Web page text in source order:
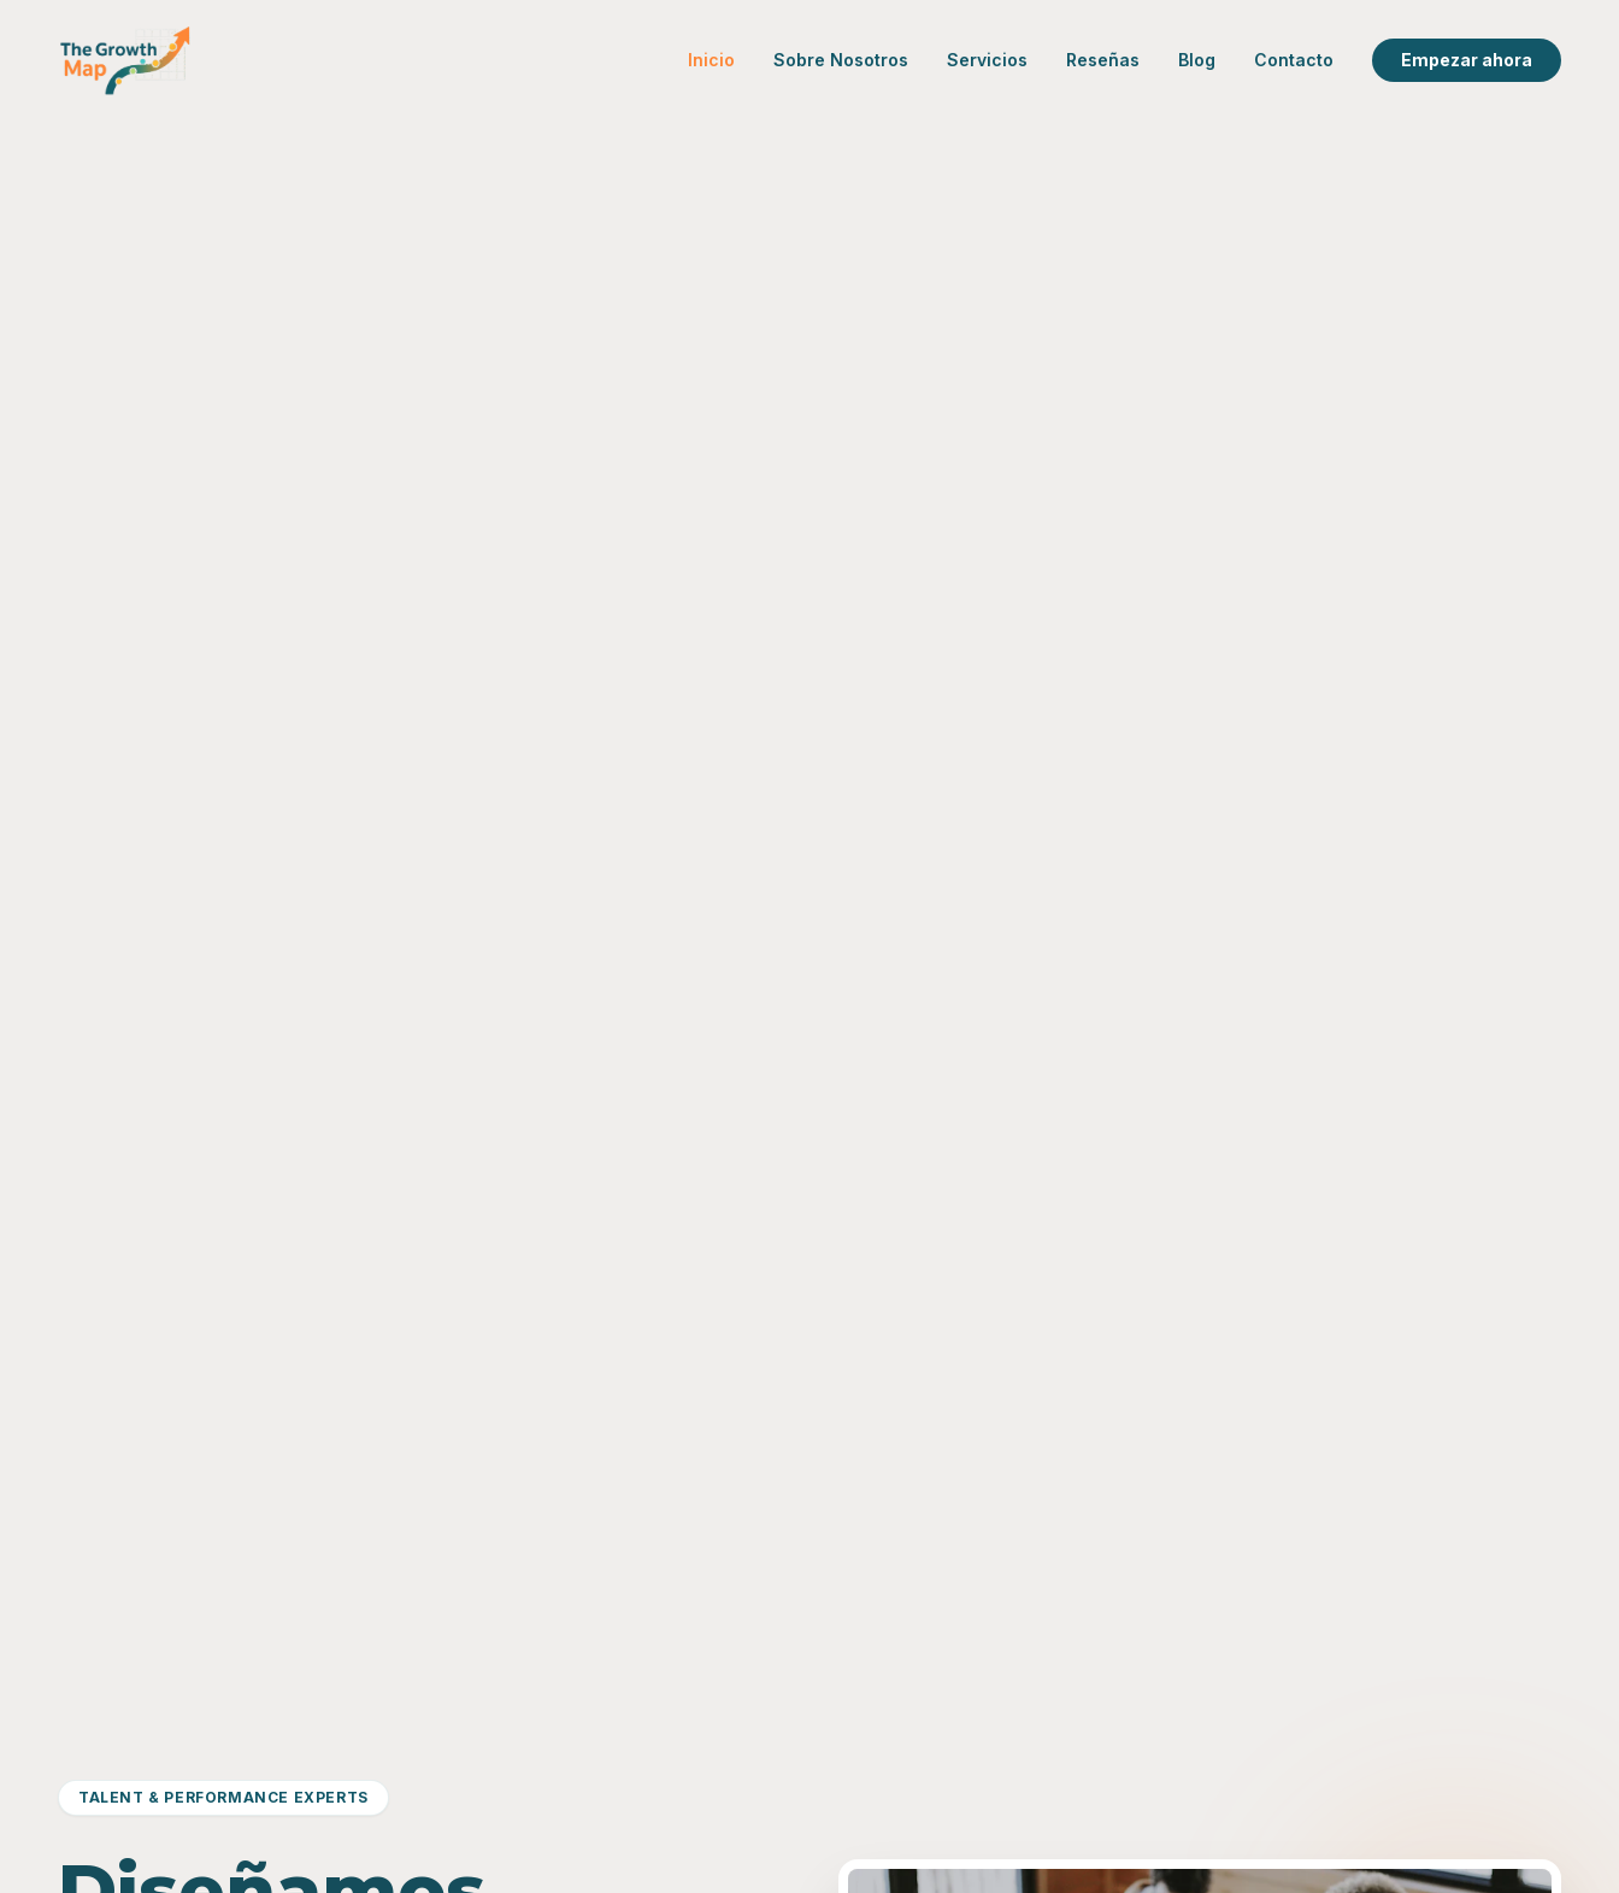
Inicio Sobre Nosotros Servicios Reseñas Blog Contacto Empezar ahora
TALENT & PERFORMANCE EXPERTS